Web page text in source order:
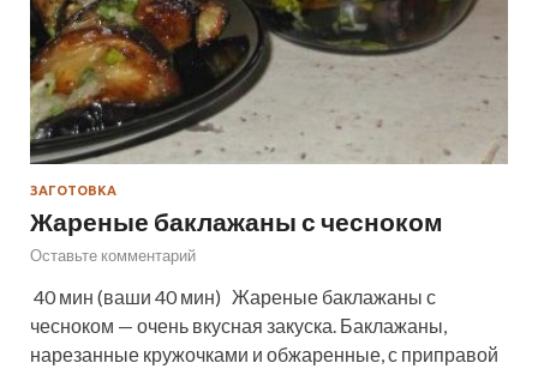
ЗАГОТОВКА
Жареные баклажаны с чесноком
Оставьте комментарий
40 мин (ваши 40 мин) Жареные баклажаны с
чесноком — очень вкусная закуска. Баклажаны,
нарезанные кружочками и обжаренные, с приправой